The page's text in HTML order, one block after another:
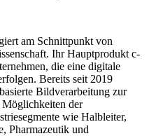
am Schnittpunkt von
Ihr Hauptprodukt c-
die eine digitale
Bereits seit 2019
Bildverarbeitung zur
Möglichkeiten der
wie Halbleiter,
Pharmazeutik und